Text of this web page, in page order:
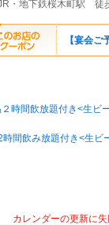
【宴会
時間飲放題付き<生ビ
間飲み放題付き<生
カレンダーの更新に失